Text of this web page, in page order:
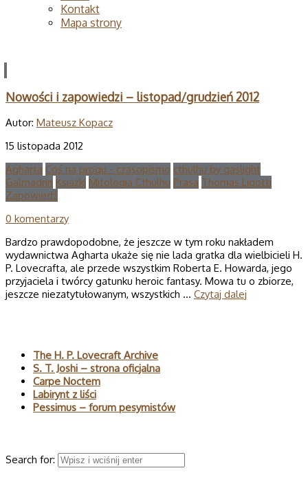
Kontakt
Mapa strony
Nowości i zapowiedzi – listopad/grudzień 2012
Autor: Mateusz Kopacz
15 listopada 2012
Agharta Coś na progu - czasopismo cthulhu by gaslight
Galmadrin Książki Mitologia Cthulhu Prasa Thomas Ligotti
Zapowiedź
0 komentarzy
Bardzo prawdopodobne, że jeszcze w tym roku nakładem
wydawnictwa Agharta ukaże się nie lada gratka dla wielbicieli H.
P. Lovecrafta, ale przede wszystkim Roberta E. Howarda, jego
przyjaciela i twórcy gatunku heroic fantasy. Mowa tu o zbiorze,
jeszcze niezatytułowanym, wszystkich … Czytaj dalej
The H. P. Lovecraft Archive
S. T. Joshi – strona oficjalna
Carpe Noctem
Labirynt z liści
Pessimus – forum pesymistów
Search for: